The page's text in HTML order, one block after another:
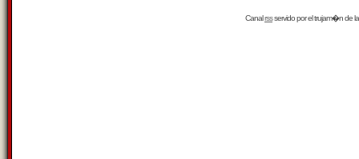
Canalrssservido por eltrujam�nde